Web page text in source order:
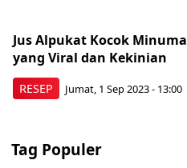
RESEP
Jus Alpukat Kocok
yang Viral dan Kekinian
Jumat, 1 Sep 2023 - 13:00
Tag Populer